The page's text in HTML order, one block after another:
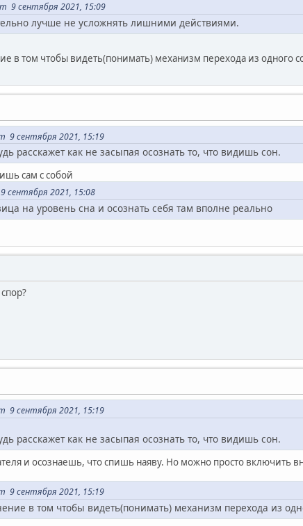
9 сентября 2021, 15:09
лучше не усложнять лишними действиями.
в том чтобы видеть(понимать) механизм перехода из одного
9 сентября 2021, 15:19
расскажет как не засыпая осознать то, что видишь сон.
сам с собой
2021, 15:08
на уровень сна и осознать себя там вполне реально
9 сентября 2021, 15:19
расскажет как не засыпая осознать то, что видишь сон.
и осознаешь, что спишь наяву. Но можно просто включить
9 сентября 2021, 15:19
в том чтобы видеть(понимать) механизм перехода из